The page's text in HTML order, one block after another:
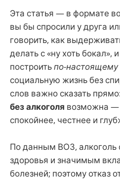
Эта статья — в формате
вы бы спросили у друга
говорить, как
делать с «ну хоть бокал»,
построитьпо-настоящему
социальную жизнь без
слов важно сказать
без алкоголя возможна —
спокойнее, честнее и
По данным ВОЗ, алкоголь
здоровья и значимым
болезней; поэтому отказ